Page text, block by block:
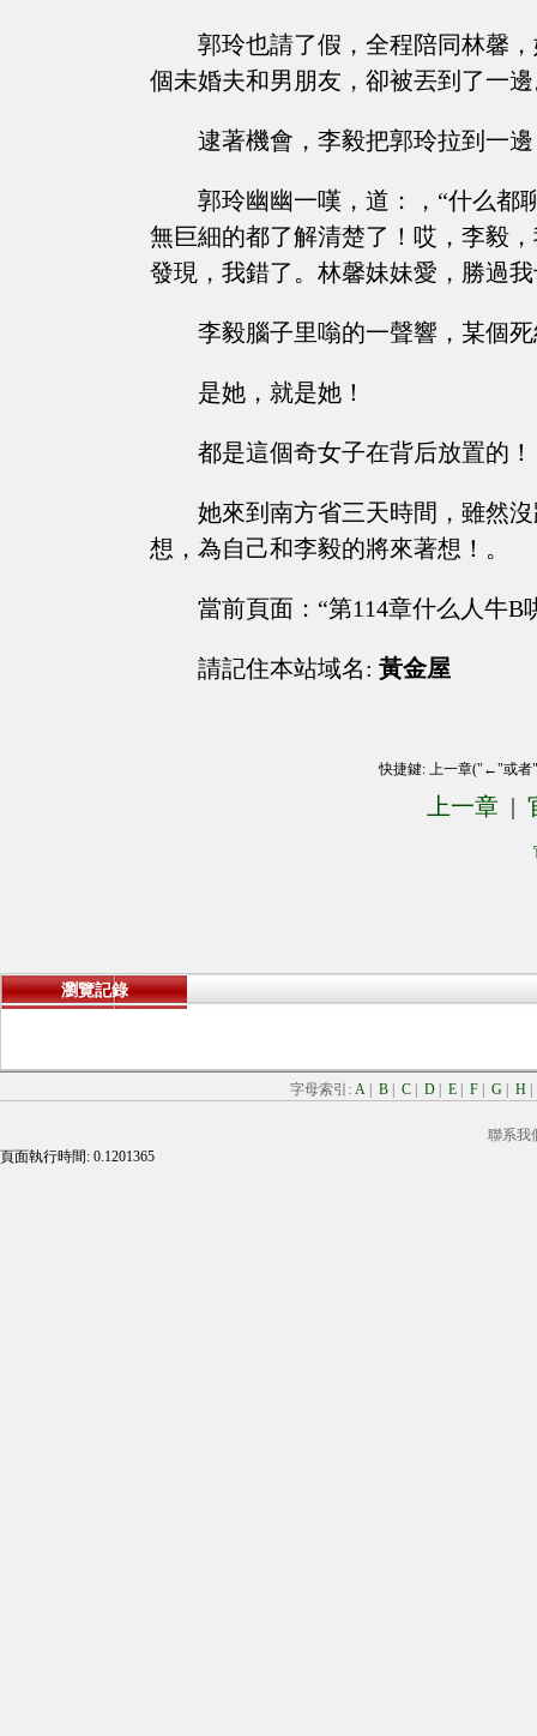
郭玲也請了假，全程陪同林馨
個未婚夫和男朋友，卻被丟到了一
逮著機會，李毅把郭玲拉到一
郭玲幽幽一嘆，道：，“什么都
無巨細的都了解清楚了！哎，李毅
發現，我錯了。林馨妹妹愛，勝過
李毅腦子里嗡的一聲響，某個
是她，就是她！
都是這個奇女子在背后放置的！
她來到南方省三天時間，雖然
想，為自己和李毅的將來著想！。
當前頁面：“第114章什么人牛B
請記住本站域名: 黃金屋
快捷鍵: 上一章("←"或
上一章 |
瀏覽記錄
字母索引: A B C D E F G H
聯系我
頁面執行時間: 0.1201365